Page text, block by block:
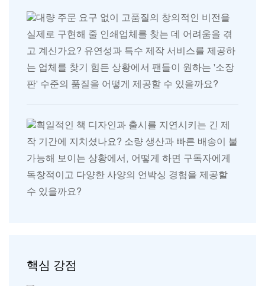
대량 주문 요구 없이 고품질의 창의적인 비전을
실제로 구현해 줄 인쇄업체를 찾는 데 어려움을 겪
고 계신가요? 유연성과 특수 제작 서비스를 제공하
는 업체를 찾기 힘든 상황에서 팬들이 원하는 '소장
판' 수준의 품질을 어떻게 제공할 수 있을까요?
획일적인 책 디자인과 출시를 지연시키는 긴 제
작 기간에 지치셨나요? 소량 생산과 빠른 배송이 불
가능해 보이는 상황에서, 어떻게 하면 구독자에게
독창적이고 다양한 사양의 언박싱 경험을 제공할
수 있을까요?
핵심 강점